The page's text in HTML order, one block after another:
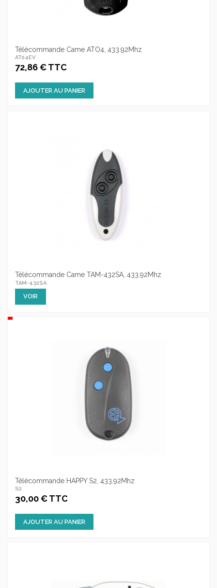
Télécommande Came ATO4, 433.92Mhz
AT04EV
72,86 € TTC
AJOUTER AU PANIER
Télécommande Came TAM-432SA, 433.92Mhz
TAM-432SA
VOIR
Télécommande HAPPY S2, 433.92Mhz
S2
30,00 € TTC
AJOUTER AU PANIER